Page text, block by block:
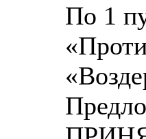
По 1